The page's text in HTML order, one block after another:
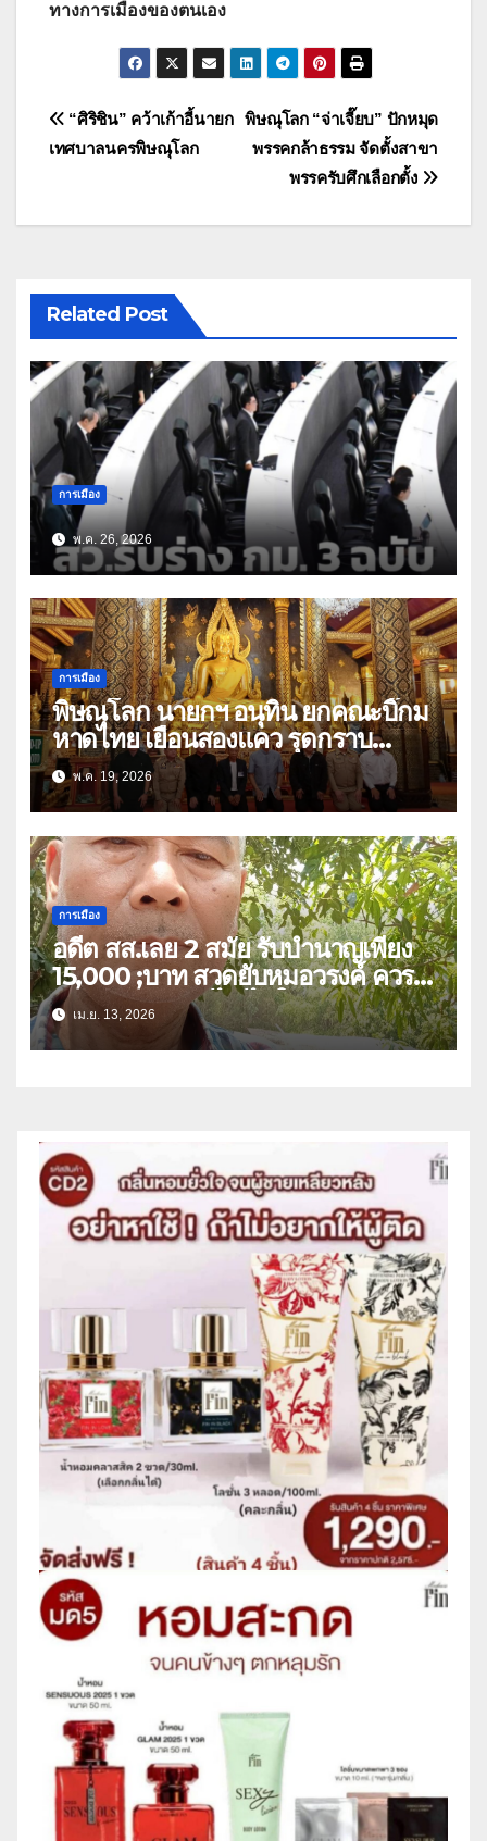
ทางการเมืองของตนเอง
แนะแนว
พิษณุโลก “จ่าเจี๊ยบ” ปักหมุด
พรรคกล้าธรรม จัดตั้งสาขา
พรรครับศึกเลือกตั้ง
“ศิริชิน” คว้าเก้าอี้นายก
เทศบาลนครพิษณุโลก
Related Post
การเมือง
พ.ค. 26, 2026
การเมือง
พิษณุโลก นายกฯ อนุทิน ยกคณะบิ๊กม
หาดไทย เยือนสองแคว รุดกราบ
พระพุทธชินราช ก่อนมีภารกิจร่วมฟัง
พระสวดอธิธรรม บิดา สส.พรรคภูมิใจ
ไทย เขต 3
พ.ค. 19, 2026
การเมือง
อดีต สส.เลย 2 สมัย รับบำนาญเพียง
15,000 ;บาท สวดยับหมอวรงค์ ควร
หาวิธีปรับลดแก้ไข ไม่ใช่ยกเลิก
เม.ย. 13, 2026